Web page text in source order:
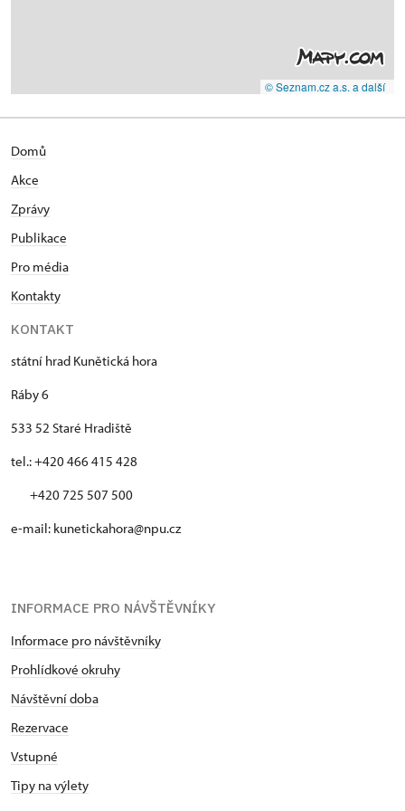
© Seznam.cz a.s. a další
Domů
Akce
Zprávy
Publikace
Pro média
Kontakty
KONTAKT
státní hrad Kunětická hora
Ráby 6
533 52 Staré Hradiště
tel.: +420 466 415 428
+420 725 507 500
e-mail: kunetickahora@npu.cz
INFORMACE PRO NÁVŠTĚVNÍKY
Informace pro návštěvníky
Prohlídkové okruhy
Návštěvní doba
Rezervace
Vstupné
Tipy na výlety